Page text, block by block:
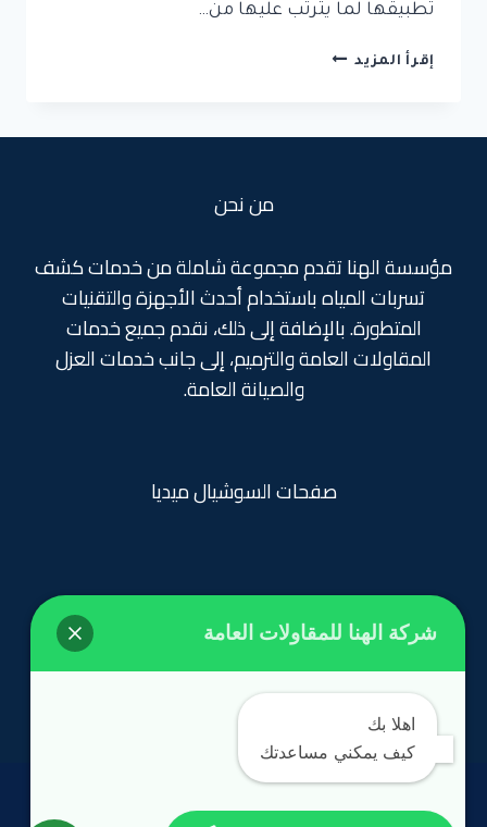
تطبيقها لما يترتب عليها من…
إقرأ المزيد عزل
من نحن
مؤسسة الهنا تقدم مجموعة شاملة من خدمات كشف
تسربات المياه باستخدام أحدث الأجهزة والتقنيات
المتطورة. بالإضافة إلى ذلك، نقدم جميع خدمات
المقاولات العامة والترميم، إلى جانب خدمات العزل
والصيانة العامة.
صفحات السوشيال ميديا
روابط تهمك
الرئيسية
شركة الهنا للمقاولات العامة
اهلا بك
كيف يمكني مساعدتك